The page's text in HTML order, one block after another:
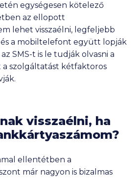
egységesen kötelező
az ellopott
lehet visszaélni, legfeljebb
a mobiltelefont együtt lopják
SMS-t is le tudják olvasni a
a szolgáltatást kétfaktoros
visszaélni, ha
ellentétben a
már nagyon is bizalmas